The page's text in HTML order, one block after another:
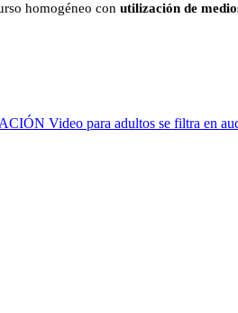
homogéneo con utilización de
Video para adultos se filtra en